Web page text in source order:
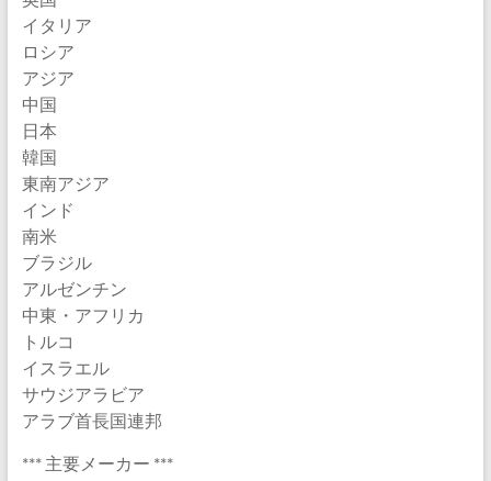
イタリア
ロシア
アジア
中国
日本
韓国
東南アジア
インド
南米
ブラジル
アルゼンチン
中東・アフリカ
トルコ
イスラエル
サウジアラビア
アラブ首長国連邦
*** 主要メーカー ***